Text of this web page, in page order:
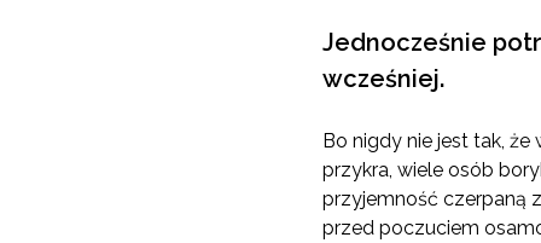
Jednocześnie
wcześniej.
Bo nigdy nie jest tak,
przykra, wiele osób
przyjemność czerpaną
przed poczuciem